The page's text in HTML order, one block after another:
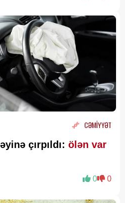
CƏMİYYƏT
çırpıldı: ölən var
0 0